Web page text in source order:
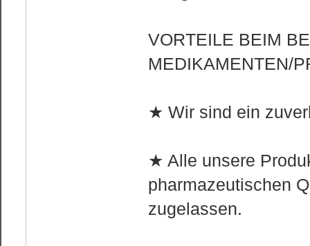
VORTEILE BEIM
MEDIKAMENTEN/
★ Wir sind ein
★ Alle unsere
pharmazeutischen
zugelassen.